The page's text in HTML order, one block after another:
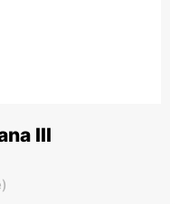
III
)